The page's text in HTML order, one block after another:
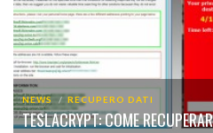
NEWS RECUPERO DATI
TESLACRYPT: COME